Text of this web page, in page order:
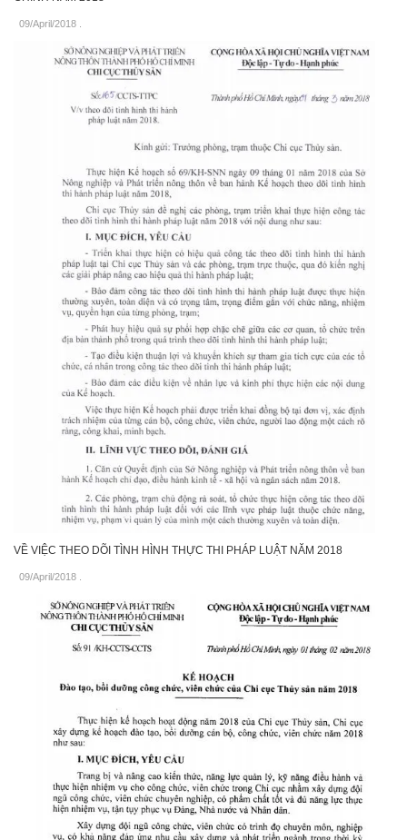
09/April/2018
VỀ VIỆC THEO DÕI TÌNH HÌNH THỰC THI PHÁP LUẬT NĂM 2018
09/April/2018